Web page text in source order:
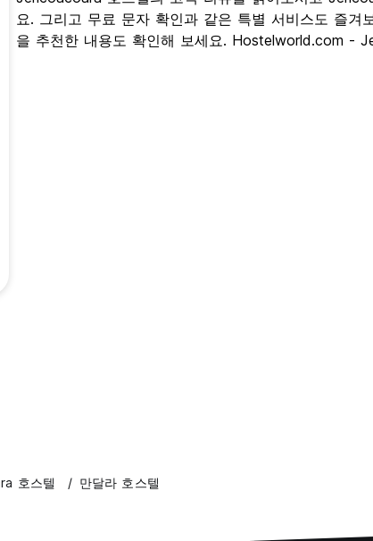
요. 그리고 무료 문자 확인과 같은 특별 서비스도 즐
을 추천한 내용도 확인해 보세요. Hostelworld.com -
호스텔 만달라 호스텔